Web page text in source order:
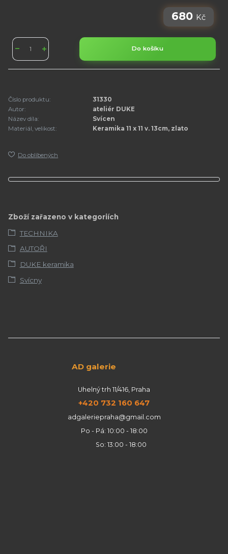
680 Kč
Do košíku
Číslo produktu:
31330
Autor:
ateliér DUKE
Název díla:
Svícen
Materiál, velikost:
Keramika 11 x 11 v. 13cm, zlato
Do oblíbených
Zboží zařazeno v kategoriích
TECHNIKA
AUTOŘI
DUKE keramika
Svícny
AD galerie
Uhelný trh 11/416, Praha
+420 732 160 647
adgaleriepraha@gmail.com
Po - Pá: 10:00 - 18:00
So: 13:00 - 18:00